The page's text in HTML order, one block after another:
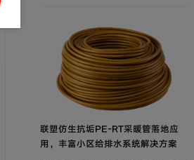
为追求高品质生活的消费者带来福音。
联塑仿生抗垢PE‑RT采暖管落地应
用，丰富小区给排水系统解决方案